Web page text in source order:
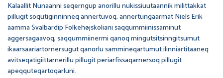
Kalaallit Nunaanni seqerngup anorillu nukissiuutaannik milittakkat
pillugit soqutiginninneq annertuvoq, annertungaarmat Niels Erik
aamma Svalbardip Folkehøjskoliani saqqummiinissaminut
aggersagaavoq, saqqummiinermi qanoq mingutsitsinngitsumut
ikaarsaariartornersugut qanorlu sammineqartumut ilinniartitaaneq
avitseqatigiittarnerillu pillugit periarfissaqarnersoq pillugit
apeqquteqartoqarluni.